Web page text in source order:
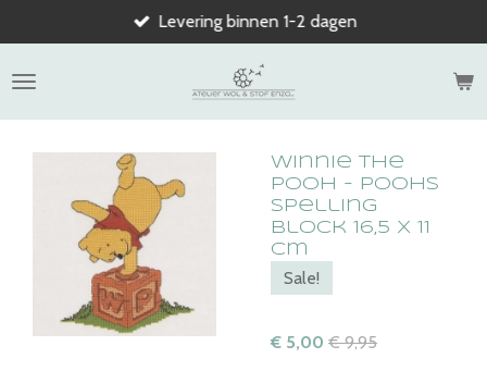
direct
naar
Levering binnen 1-2 dagen
Winnie the
Pooh - Poohs
spelling
block 16,5 x 11
cm
Sale!
€ 5,00 € 9,95